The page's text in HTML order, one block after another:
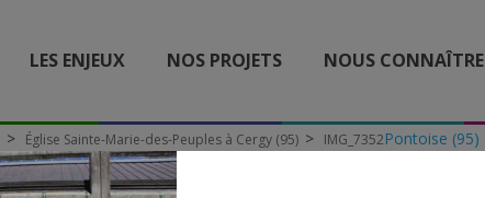
LES ENJEUX NOS PROJETS NOUS CONNAÎTRE
Pontoise (95)
Église Sainte-Marie-des-Peuples à Cergy (95) IMG_7352